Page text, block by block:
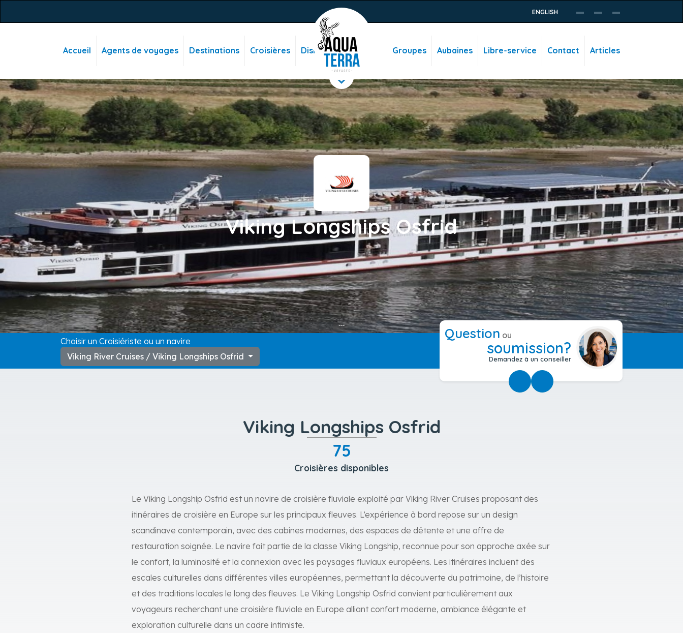
ENGLISH
Accueil Agents de voyages Destinations Croisières Disney Groupes Aubaines Libre-service Contact Articles
Viking Longships Osfrid
---
Choisir un Croisiériste ou un navire
Viking River Cruises / Viking Longships Osfrid
Question ou
soumission?
Demandez à un conseiller
Viking Longships Osfrid
75
Croisières disponibles
Le Viking Longship Osfrid est un navire de croisière fluviale exploité par Viking River Cruises proposant des
itinéraires de croisière en Europe sur les principaux fleuves. L’expérience à bord repose sur un design
scandinave contemporain, avec des cabines modernes, des espaces de détente et une offre de
restauration soignée. Le navire fait partie de la classe Viking Longship, reconnue pour son approche axée sur
le confort, la luminosité et la connexion avec les paysages fluviaux européens. Les itinéraires incluent des
escales culturelles dans différentes villes européennes, permettant la découverte du patrimoine, de l’histoire
et des traditions locales le long des fleuves. Le Viking Longship Osfrid convient particulièrement aux
voyageurs recherchant une croisière fluviale en Europe alliant confort moderne, ambiance élégante et
exploration culturelle dans un cadre intimiste.